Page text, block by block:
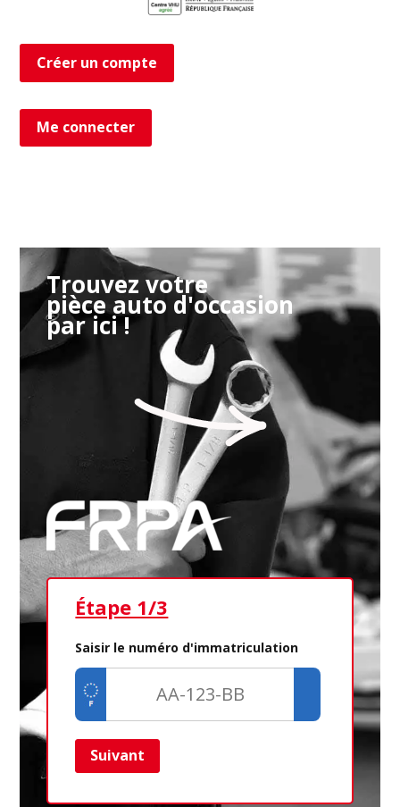
Créer un compte
Me connecter
Trouvez votre
pièce auto d'occasion
par ici !
Étape 1/3
Saisir le numéro d'immatriculation
Suivant